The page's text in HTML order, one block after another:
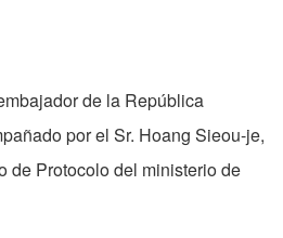
de la República
por el Sr. Hoang Sieou-je,
de Protocolo del ministerio de